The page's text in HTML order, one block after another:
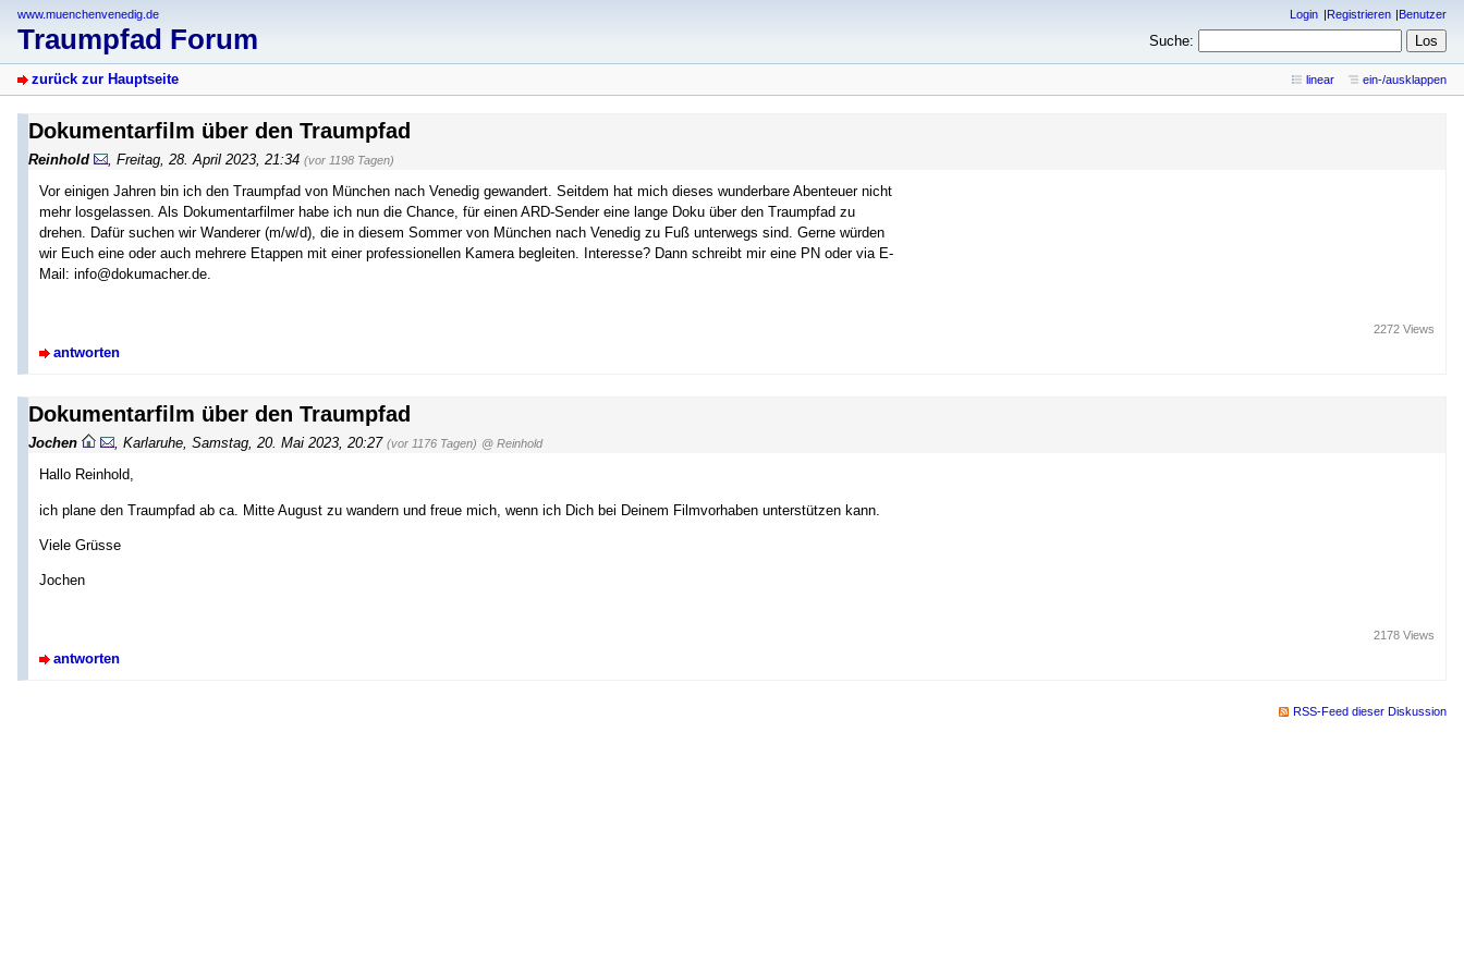
www.muenchenvenedig.de
Traumpfad Forum
Login Registrieren Benutzer
Suche:
zurück zur Hauptseite linear ein-/ausklappen
Dokumentarfilm über den Traumpfad
Reinhold , Freitag, 28. April 2023, 21:34 (vor 1198 Tagen)
Vor einigen Jahren bin ich den Traumpfad von München nach Venedig gewandert. Seitdem hat mich dieses wunderbare Abenteuer nicht
mehr losgelassen. Als Dokumentarfilmer habe ich nun die Chance, für einen ARD-Sender eine lange Doku über den Traumpfad zu
drehen. Dafür suchen wir Wanderer (m/w/d), die in diesem Sommer von München nach Venedig zu Fuß unterwegs sind. Gerne würden
wir Euch eine oder auch mehrere Etappen mit einer professionellen Kamera begleiten. Interesse? Dann schreibt mir eine PN oder via E-
Mail: info@dokumacher.de.
antworten
2272 Views
Dokumentarfilm über den Traumpfad
Jochen , Karlaruhe, Samstag, 20. Mai 2023, 20:27 (vor 1176 Tagen) @ Reinhold
Hallo Reinhold,
ich plane den Traumpfad ab ca. Mitte August zu wandern und freue mich, wenn ich Dich bei Deinem Filmvorhaben unterstützen kann.
Viele Grüsse
Jochen
antworten
2178 Views
RSS-Feed dieser Diskussion